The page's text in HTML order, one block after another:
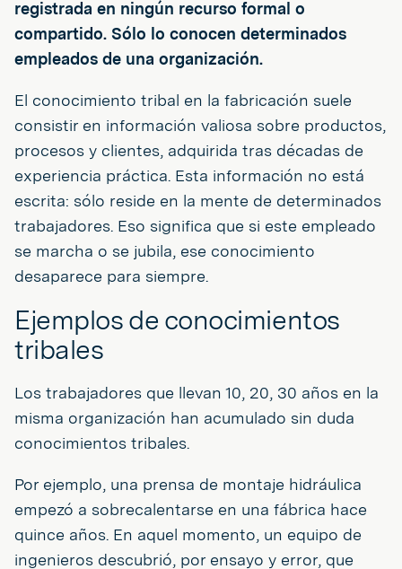
registrada en ningún recurso formal o
compartido. Sólo lo conocen determinados
empleados de una organización.
El conocimiento tribal en la fabricación suele
consistir en información valiosa sobre productos,
procesos y clientes, adquirida tras décadas de
experiencia práctica. Esta información no está
escrita: sólo reside en la mente de determinados
trabajadores. Eso significa que si este empleado
se marcha o se jubila, ese conocimiento
desaparece para siempre.
Ejemplos de conocimientos
tribales
Los trabajadores que llevan 10, 20, 30 años en la
misma organización han acumulado sin duda
conocimientos tribales.
Por ejemplo, una prensa de montaje hidráulica
empezó a sobrecalentarse en una fábrica hace
quince años. En aquel momento, un equipo de
ingenieros descubrió, por ensayo y error, que